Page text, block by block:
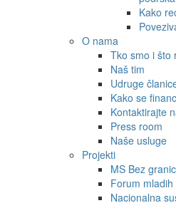
Kako
O nama
Tko smo i što
Naš tim
Udruge
Kako se
Kontaktirajte
Press room
Naše usluge
Projekti
MS Bez
Forum
Nacionalna